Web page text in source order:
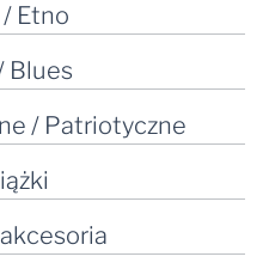
/ Etno
Blues
/ Patriotyczne